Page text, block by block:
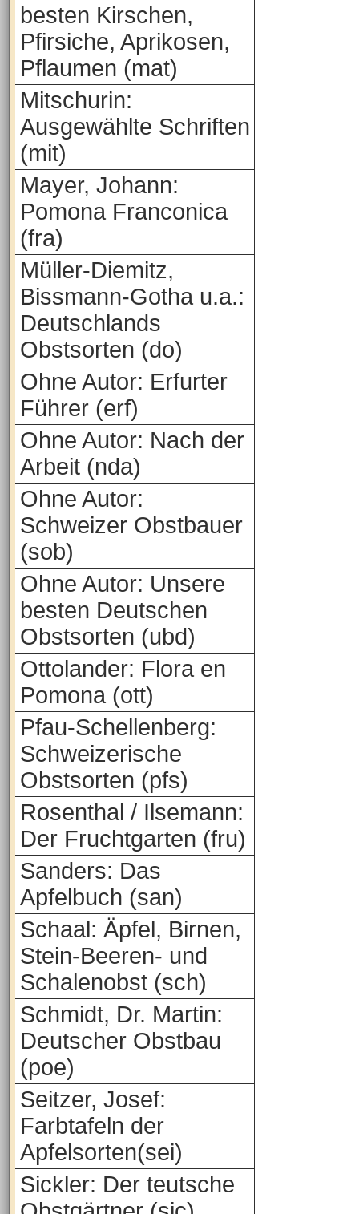
besten Kirschen,
Pfirsiche, Aprikosen,
Pflaumen (mat)
Mitschurin:
Ausgewählte Schriften
(mit)
Mayer, Johann:
Pomona Franconica
(fra)
Müller-Diemitz,
Bissmann-Gotha u.a.:
Deutschlands
Obstsorten (do)
Ohne Autor: Erfurter
Führer (erf)
Ohne Autor: Nach der
Arbeit (nda)
Ohne Autor:
Schweizer Obstbauer
(sob)
Ohne Autor: Unsere
besten Deutschen
Obstsorten (ubd)
Ottolander: Flora en
Pomona (ott)
Pfau-Schellenberg:
Schweizerische
Obstsorten (pfs)
Rosenthal / Ilsemann:
Der Fruchtgarten (fru)
Sanders: Das
Apfelbuch (san)
Schaal: Äpfel, Birnen,
Stein-Beeren- und
Schalenobst (sch)
Schmidt, Dr. Martin:
Deutscher Obstbau
(poe)
Seitzer, Josef:
Farbtafeln der
Apfelsorten(sei)
Sickler: Der teutsche